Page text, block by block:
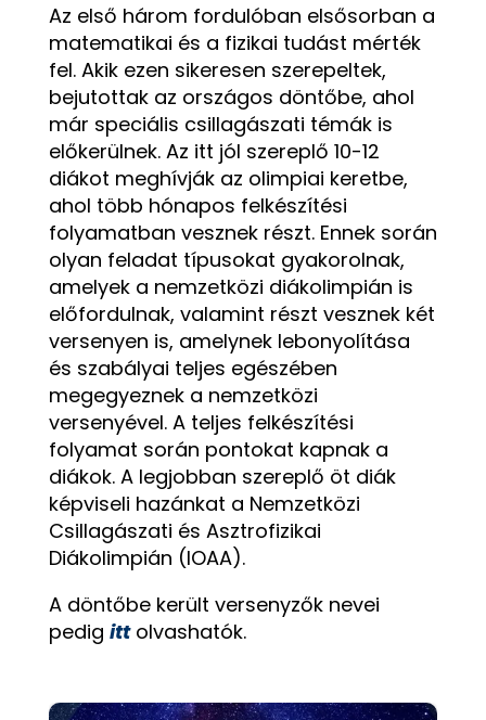
Az első három fordulóban elsősorban a
matematikai és a fizikai tudást mérték
fel. Akik ezen sikeresen szerepeltek,
bejutottak az országos döntőbe, ahol
már speciális csillagászati témák is
előkerülnek. Az itt jól szereplő 10-12
diákot meghívják az olimpiai keretbe,
ahol több hónapos felkészítési
folyamatban vesznek részt. Ennek során
olyan feladat típusokat gyakorolnak,
amelyek a nemzetközi diákolimpián is
előfordulnak, valamint részt vesznek két
versenyen is, amelynek lebonyolítása
és szabályai teljes egészében
megegyeznek a nemzetközi
versenyével. A teljes felkészítési
folyamat során pontokat kapnak a
diákok. A legjobban szereplő öt diák
képviseli hazánkat a Nemzetközi
Csillagászati és Asztrofizikai
Diákolimpián (IOAA).
A döntőbe került versenyzők nevei
pedig ittolvashatók.